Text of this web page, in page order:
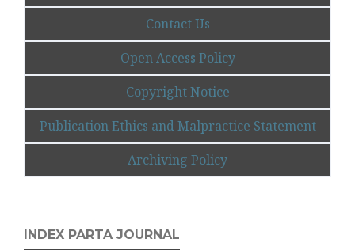
Contact Us
Open Access Policy
Copyright Notice
Publication Ethics and Malpractice Statement
Archiving Policy
INDEX PARTA JOURNAL